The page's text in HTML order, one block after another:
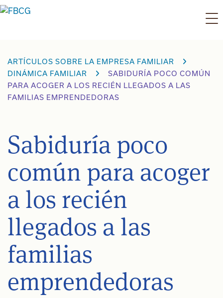
Ir
ARTÍCULOS SOBRE LA EMPRESA FAMILIAR
DINÁMICA FAMILIAR
SABIDURÍA POCO COMÚN
PARA ACOGER A LOS RECIÉN LLEGADOS A LAS
FAMILIAS EMPRENDEDORAS
Sabiduría poco
común para acoger
a los recién
llegados a las
familias
emprendedoras